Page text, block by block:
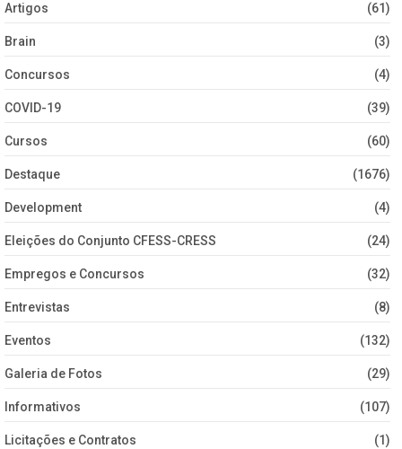
Artigos (61)
Brain (3)
Concursos (4)
COVID-19 (39)
Cursos (60)
Destaque (1676)
Development (4)
Eleições do Conjunto CFESS-CRESS (24)
Empregos e Concursos (32)
Entrevistas (8)
Eventos (132)
Galeria de Fotos (29)
Informativos (107)
Licitações e Contratos (1)